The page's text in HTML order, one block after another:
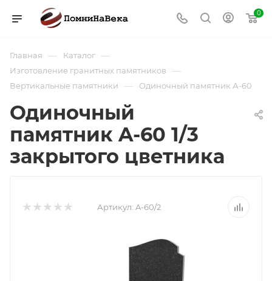
0
Главная — Каталог —
Изготовление гранитных памятников —
Вертикальные памятники — Одиночный памятник А-60
Одиночный
памятник A-60 1/3
закрытого цветника
Артикул: A-60/2